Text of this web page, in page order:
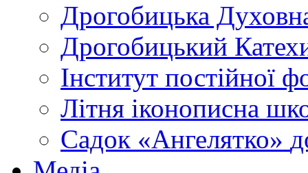
Дрогобицька
Дрогобицький
Інститут постійної
Літня іконописна
Садок «Ангелятко»